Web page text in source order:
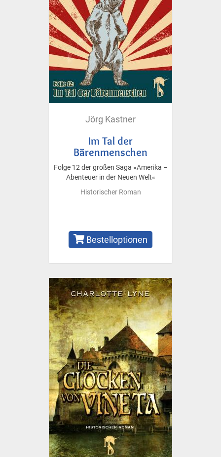
Jörg Kastner
Im Tal der
Bärenmenschen
Folge 12 der großen Saga »Amerika –
Abenteuer in der Neuen Welt«
Historischer Roman
Bestelloptionen